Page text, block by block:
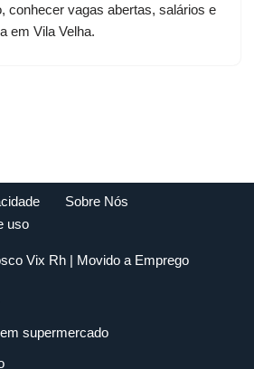
conhecer vagas abertas, salários e
em Vila Velha.
Sobre Nós
uso
Vix Rh| Movido a Emprego
supermercado